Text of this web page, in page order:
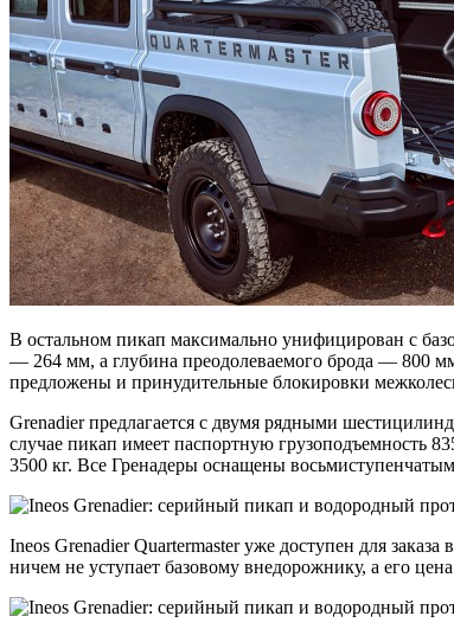
В остальном пикап максимально унифицирован с
— 264 мм, а глубина преодолеваемого брода — 800
предложены и принудительные блокировки
Grenadier предлагается с двумя рядными
случае пикап имеет паспортную грузоподъемность
3500 кг. Все Гренадеры оснащены
Ineos Grenadier Quartermaster уже доступен для
ничем не уступает базовому внедорожнику, а его